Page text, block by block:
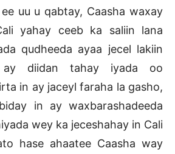
uu u qabtay, Caasha waxay
yahay ceeb ka saliin lana
qudheeda ayaa jecel lakiin
ay diidan tahay iyada oo
in ay jaceyl faraha la gasho,
in ay waxbarashadeeda
wey ka jeceshahay in Cali
hase ahaatee Caasha way